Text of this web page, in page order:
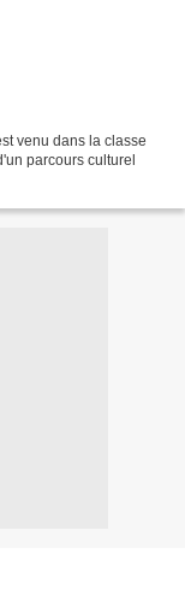
venu dans la classe
parcours culturel